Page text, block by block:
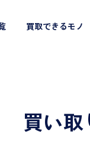
買取できるモノ
買い取